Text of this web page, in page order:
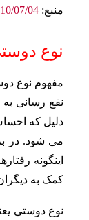
منبع: 07/04
نوع
نفع رسانی به
دلیل که
می شود. در
اینگونه
کمک به
نوع دوستی